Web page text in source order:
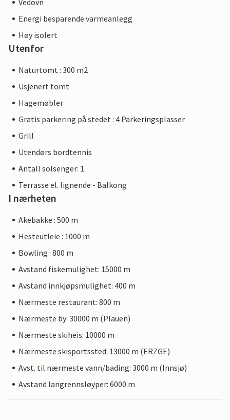
Vedovn
Energi besparende varmeanlegg
Høy isolert
Utenfor
Naturtomt : 300 m2
Usjenert tomt
Hagemøbler
Gratis parkering på stedet : 4 Parkeringsplasser
Grill
Utendørs bordtennis
Antall solsenger: 1
Terrasse el. lignende - Balkong
I nærheten
Akebakke : 500 m
Hesteutleie : 1000 m
Bowling : 800 m
Avstand fiskemulighet: 15000 m
Avstand innkjøpsmulighet: 400 m
Nærmeste restaurant: 800 m
Nærmeste by: 30000 m (Plauen)
Nærmeste skiheis: 10000 m
Nærmeste skisportssted: 13000 m (ERZGE)
Avst. til nærmeste vann/bading: 3000 m (Innsjø)
Avstand langrennsløyper: 6000 m